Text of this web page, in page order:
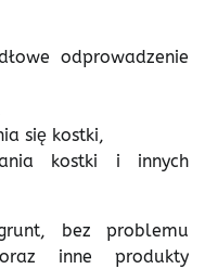
odprowadzenie
się kostki,
kostki i innych
bez problemu
inne produkty